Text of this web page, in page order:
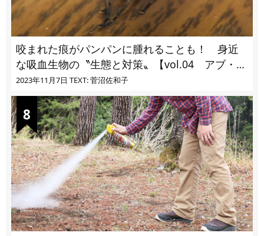
咬まれた痕がパンパンに腫れることも！ 身近
な吸血生物の〝生態と対策〟【vol.04 アブ・ブ
ユ・ヌカカ】
2023年11月7日 TEXT: 菅沼佐和子